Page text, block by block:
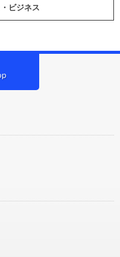
ビジネス